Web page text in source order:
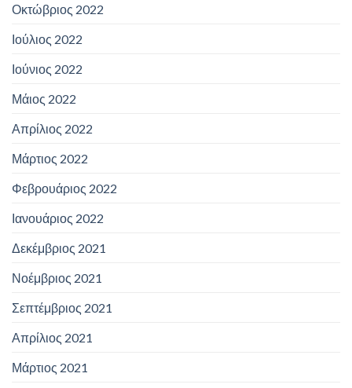
Οκτώβριος 2022
Ιούλιος 2022
Ιούνιος 2022
Μάιος 2022
Απρίλιος 2022
Μάρτιος 2022
Φεβρουάριος 2022
Ιανουάριος 2022
Δεκέμβριος 2021
Νοέμβριος 2021
Σεπτέμβριος 2021
Απρίλιος 2021
Μάρτιος 2021